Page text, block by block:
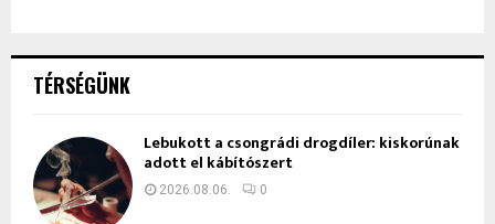
TÉRSÉGÜNK
Lebukott a csongrádi drogdíler: kiskorúnak
adott el kábítószert
2026.08.06. 0